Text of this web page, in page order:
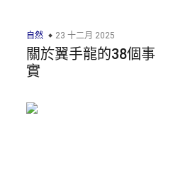
自然 23 十二月 2025
關於翼手龍的38個事
實